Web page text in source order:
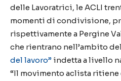
delle Lavoratrici, le ACLI
momenti di condivisione,
rispettivamente a Pergine
che rientrano nell’ambito
del lavoro” indetta a livello
“Il movimento aclista ritiene